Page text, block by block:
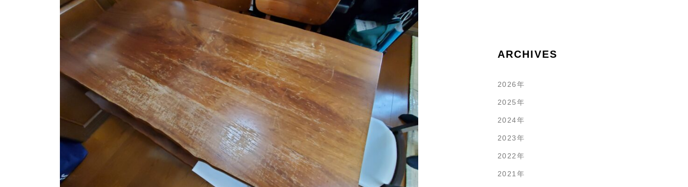
ARCHIVES
2026年
2025年
2024年
2023年
2022年
2021年